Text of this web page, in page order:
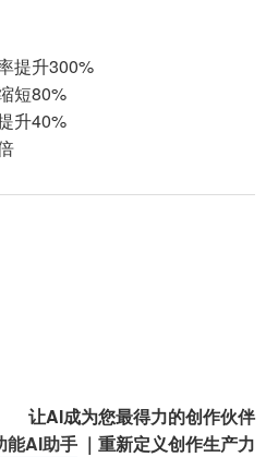
提升300%
短80%
升40%
让AI成为您最得力的创作伙伴
能AI助手 ｜重新定义创作生产力